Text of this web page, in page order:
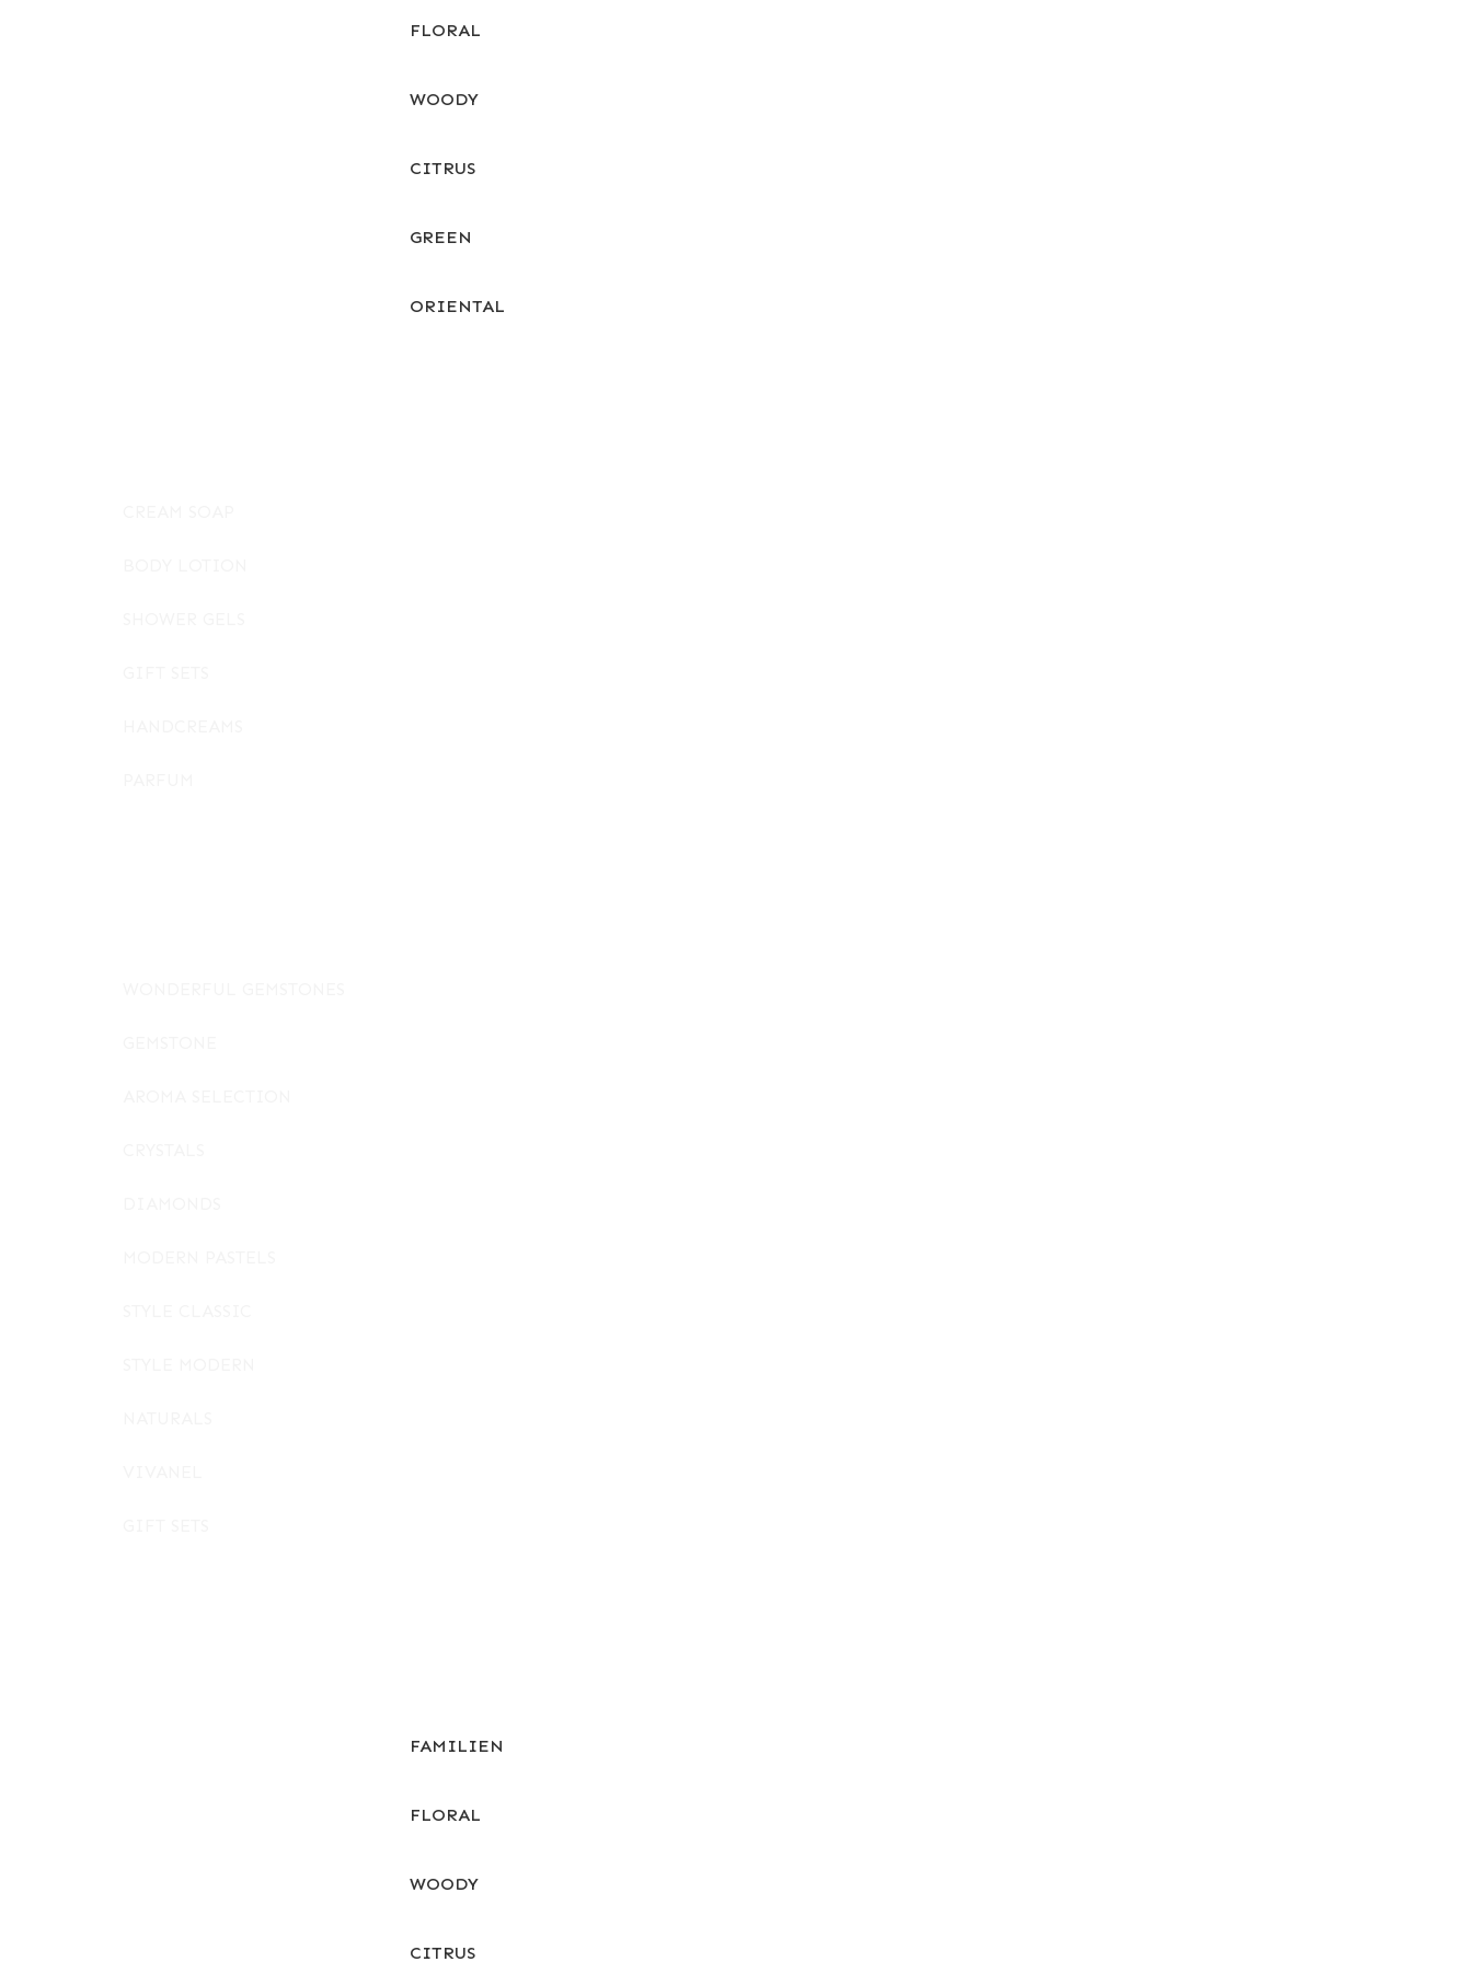
FLORAL
WOODY
CITRUS
GREEN
ORIENTAL
FAMILIEN
FLORAL
WOODY
CITRUS